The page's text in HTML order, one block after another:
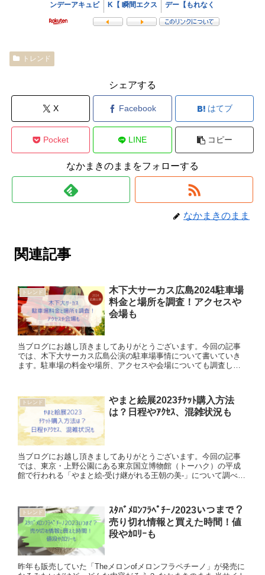
トレンド
シェアする
X Facebook はてブ
Pocket LINE コピー
なかまきのままをフォローする
なかまきのまま
関連記事
トレンド
木下大サーカス広島2024駐車場
料金と場所を調査！アクセスや
会場も
当ブログにお越し頂きましてありがとうございます。今回の記事
では、木下大サーカス広島公演の駐車場事情について書いていき
ます。駐車場の料金や場所、アクセスや会場についても調査して
トレンド
やまと絵展2023ﾁｹｯﾄ購入方法
は？日程やｱｸｾｽ、混雑状況も
当ブログにお越し頂きましてありがとうございます。今回の記事
では、東京・上野公園にある東京国立博物館（トーハク）の平成
館で行われる「やまと絵‐受け継がれる王朝の美‐」について調べて
トレンド
ｽﾀﾊﾞﾒﾛﾝﾌﾗﾍﾟﾁｰﾉ2023いつまで？
売り切れ情報と買えた時間！値
段やｶﾛﾘｰも
昨年も販売していた「Theメロンofメロンフラペチーノ」が発売に